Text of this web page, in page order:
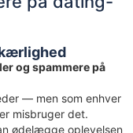
og spammere på
— men som enhver
misbruger det.
ødelægge oplevelsen